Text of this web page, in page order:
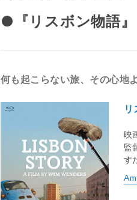
●『リスボン物語』
何も起こらない旅、その心地
映
監
す